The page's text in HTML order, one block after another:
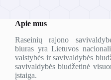
Apie mus
Raseinių rajono
biuras yra Lietuvos
valstybės ir savivaldybės
savivaldybės biudžetinė
įstaiga.